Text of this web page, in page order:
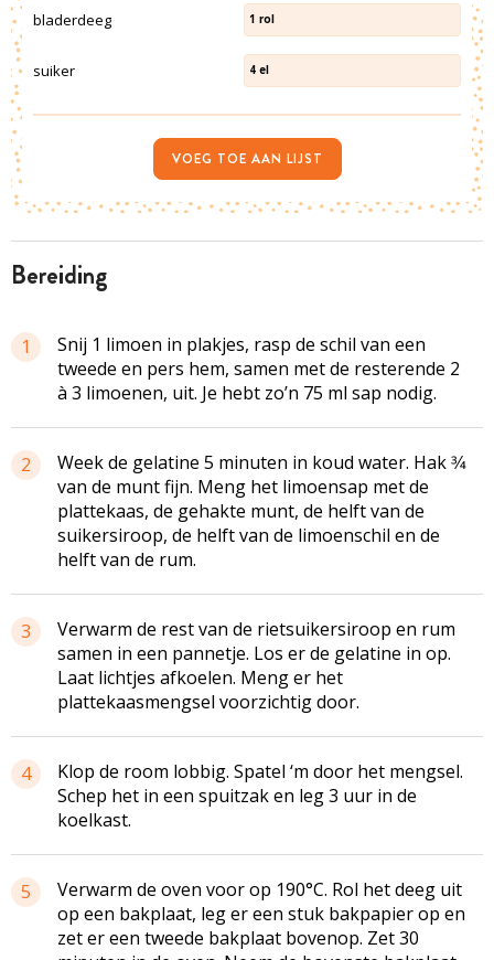
bereiding
1
Snij 1 limoen in plakjes, rasp de schil van een
tweede en pers hem, samen met de resterende 2
à 3 limoenen, uit. Je hebt zo’n 75 ml sap nodig.
2
Week de gelatine 5 minuten in koud water. Hak 3⁄4
van de munt fijn. Meng het limoensap met de
plattekaas, de gehakte munt, de helft van de
suikersiroop, de helft van de limoenschil en de
helft van de rum.
3
Verwarm de rest van de rietsuikersiroop en rum
samen in een pannetje. Los er de gelatine in op.
Laat lichtjes afkoelen. Meng er het
plattekaasmengsel voorzichtig door.
4
Klop de room lobbig. Spatel ‘m door het mengsel.
Schep het in een spuitzak en leg 3 uur in de
koelkast.
5
Verwarm de oven voor op 190°C. Rol het deeg uit
op een bakplaat, leg er een stuk bakpapier op en
zet er een tweede bakplaat bovenop. Zet 30
bladerdeeg 1 rol
suiker 4 el
VOEG TOE AAN LIJST